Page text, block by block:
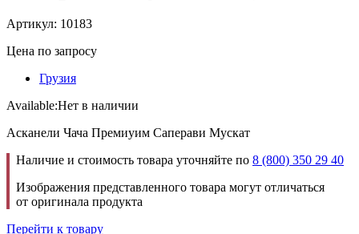
Артикул: 10183
Цена по запросу
Грузия
Available:Нет в наличии
Асканели Чача Премиуим Саперави Мускат
Наличие и стоимость товара уточняйте по 8 (800) 350 29 40
Изображения представленного товара могут отличаться
от оригинала продукта
Перейти к товару